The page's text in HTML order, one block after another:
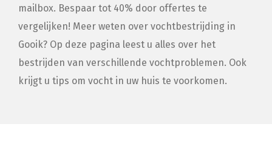
mailbox. Bespaar tot 40% door offertes te
vergelijken! Meer weten over vochtbestrijding in
Gooik? Op deze pagina leest u alles over het
bestrijden van verschillende vochtproblemen. Ook
krijgt u tips om vocht in uw huis te voorkomen.